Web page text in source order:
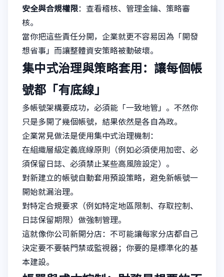
安全與合規權限：查看稽核、管理金鑰、策略審
核。
當你把這些責任分開，企業就更不容易因為「開發
想省事」而讓整體資安策略被動破壞。
集中式治理與策略套用：讓每個帳
號都「有底線」
多帳號架構要成功，必須能「一致地管」。不然你
只是多開了幾個帳號，結果依然是各自為政。
企業常見做法是使用集中式治理機制：
在組織層級定義底線原則（例如必須使用加密、必
須保留日誌、必須禁止某些高風險設定）。
對新建立的帳號自動套用預設策略，避免新帳號一
開始就漏治理。
對特定合規要求（例如特定地區限制、存取控制、
日誌保留期限）做強制管理。
這就像你公司新開分店：不可能讓每家分店都自己
決定要不要裝門禁或監視器；你要的是標準化的基
本建設。